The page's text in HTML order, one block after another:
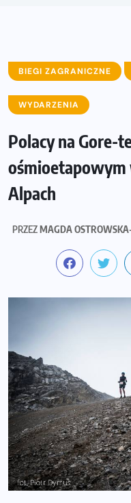
BIEGI ZAGRANICZNE
WYDARZENIA
Polacy na Gore-
Alpach
PRZEZMAGDA